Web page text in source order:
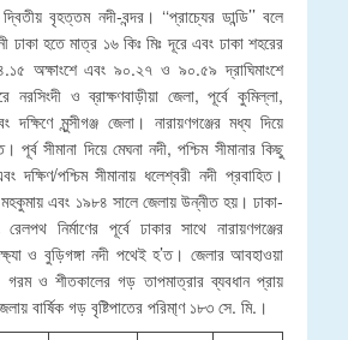
দ্বিতীয় বৃহত্তম নদী-বন্দর। ‘‘প্রাচ্যের ডান্ডি’’ বলে
ঢাকা হতে মাত্র ১৬ কিঃ মিঃ দূরে এবং ঢাকা শহরের
অক্ষাংশে এবং ৯০.২৭ ও ৯০.৫৯ দ্রাঘিমাংশে
ও ব্রাক্ষণবাড়ীয়া জেলা, পূর্বে কুমিল্লা,
দক্ষিণে মুন্সীগঞ্জ জেলা। নারায়ণগঞ্জের মধ্য দিয়ে
পূর্ব সীমানা দিয়ে মেঘনা নদী, পশ্চিম সীমানার কিছু
দক্ষিণ/পশ্চিম সীমানায় ধলেশ্বরী নদী প্রবাহিত।
মহকুমায় এবং ১৯৮৪ সালে জেলায় উন্নীত হয়। ঢাকা-
নির্মাণের পূর্বে ঢাকার সাথে নারায়ণগঞ্জের
ও বুড়িগঙ্গা নদী পথেই হ’ত। জেলার আবহাওয়া
গরম ও শীতকালের গড় তাপমাত্রার ব্যবধান প্রায়
বার্ষিক গড় বৃষ্টিপাতের পরিমা্ণ ১৮৩ সে. মি.।